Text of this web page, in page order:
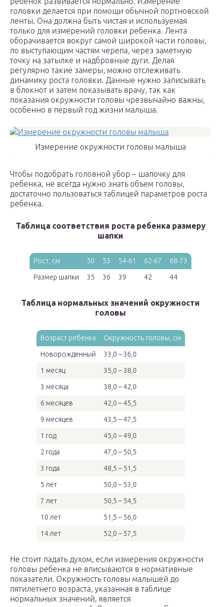
головки делается при помощи обычной портновской
ленты. Она должна быть чистая и используемая
только для измерений головки ребенка. Лента
оборачивается вокруг самой широкой части головы,
по выступающим частям черепа, через заметную
точку на затылке и надбровные дуги. Делая
регулярно такие замеры, можно отслеживать
динамику роста головки. Данные нужно записывать
в блокнот и затем показывать врачу, так как
показания окружности головы чрезвычайно важны,
особенно в первый год жизни малыша.
Измерение окружности головы малыша
Чтобы подобрать головной убор – шапочку для
ребенка, не всегда нужно знать объем головы,
достаточно пользоваться таблицей параметров роста
ребенка.
Таблица соответствия роста ребенка размеру
шапки
Рост, см 50 53 54-61 62-67 68-73
Размер шапки 35 36 39 42 44
Таблица нормальных значений окружности
головы
Возраст ребенка Окружность головы, см
Новорожденный 33,0 – 36,0
1 месяц 35,0 – 38,0
3 месяца 38,0 – 42,0
6 месяцев 42,0 – 45,5
9 месяцев 43,5 – 47,5
1 год 45,0 – 49,0
2 года 47,0 – 50,5
3 года 48,5 – 51,5
5 лет 50,0 – 53,0
7 лет 50,5 – 54,5
10 лет 51,5 – 56,0
14 лет 52,0 – 57,5
Не стоит падать духом, если измерения окружности
головы ребенка не вписываются в нормативные
показатели. Окружность головы малышей до
пятилетнего возраста, указанная в таблице
нормальных значений, является